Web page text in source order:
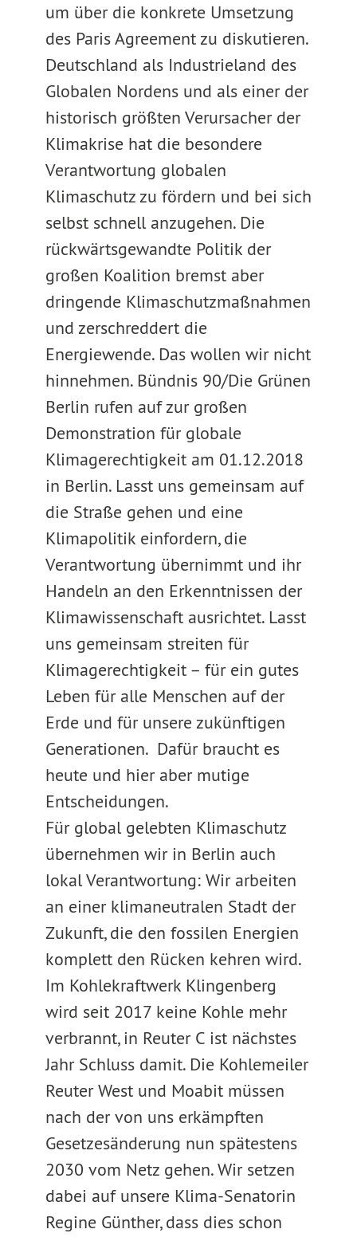
um über die konkrete Umsetzung
des Paris Agreement zu diskutieren.
Deutschland als Industrieland des
Globalen Nordens und als einer der
historisch größten Verursacher der
Klimakrise hat die besondere
Verantwortung globalen
Klimaschutz zu fördern und bei sich
selbst schnell anzugehen. Die
rückwärtsgewandte Politik der
großen Koalition bremst aber
dringende Klimaschutzmaßnahmen
und zerschreddert die
Energiewende. Das wollen wir nicht
hinnehmen. Bündnis 90/Die Grünen
Berlin rufen auf zur großen
Demonstration für globale
Klimagerechtigkeit am 01.12.2018
in Berlin. Lasst uns gemeinsam auf
die Straße gehen und eine
Klimapolitik einfordern, die
Verantwortung übernimmt und ihr
Handeln an den Erkenntnissen der
Klimawissenschaft ausrichtet. Lasst
uns gemeinsam streiten für
Klimagerechtigkeit – für ein gutes
Leben für alle Menschen auf der
Erde und für unsere zukünftigen
Generationen. Dafür braucht es
heute und hier aber mutige
Entscheidungen.
Für global gelebten Klimaschutz
übernehmen wir in Berlin auch
lokal Verantwortung: Wir arbeiten
an einer klimaneutralen Stadt der
Zukunft, die den fossilen Energien
komplett den Rücken kehren wird.
Im Kohlekraftwerk Klingenberg
wird seit 2017 keine Kohle mehr
verbrannt, in Reuter C ist nächstes
Jahr Schluss damit. Die Kohlemeiler
Reuter West und Moabit müssen
nach der von uns erkämpften
Gesetzesänderung nun spätestens
2030 vom Netz gehen. Wir setzen
dabei auf unsere Klima-Senatorin
Regine Günther, dass dies schon